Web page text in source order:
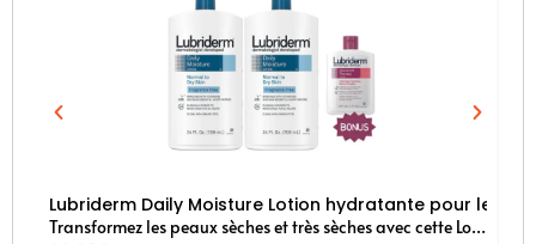
Lubriderm Daily Moisture Lotion hydratante pour le
Transformez les peaux sèches et très sèches avec cette Lotion Lubriderm. Idéale pour les peaux normales à sèches, la lotion pour le corps sans parfum Lubriderm Daily Moisture régénère et aide à hydrater la peau sèche